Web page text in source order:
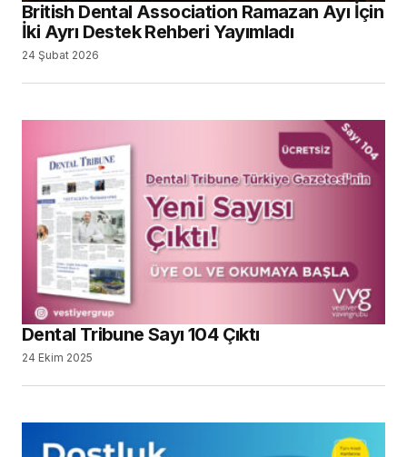
British Dental Association Ramazan Ayı İçin
İki Ayrı Destek Rehberi Yayımladı
24 Şubat 2026
Dental Tribune Sayı 104 Çıktı
24 Ekim 2025